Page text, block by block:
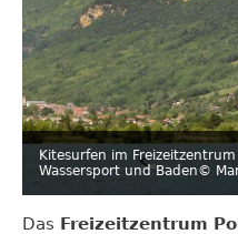
Kitesurfen im
Wassersport und Baden©
Das Freizeitzentrum